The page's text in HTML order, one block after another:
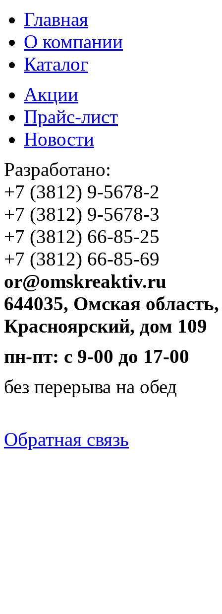
Главная
О компании
Каталог
Акции
Прайс-лист
Новости
Разработано:
+7 (3812) 9-5678-2
+7 (3812) 9-5678-3
+7 (3812) 66-85-25
+7 (3812) 66-85-69
or@omskreaktiv.ru
644035, Омская
Красноярский, дом 109
пн-пт: с 9-00 до 17-00
без перерыва на обед
Обратная связь